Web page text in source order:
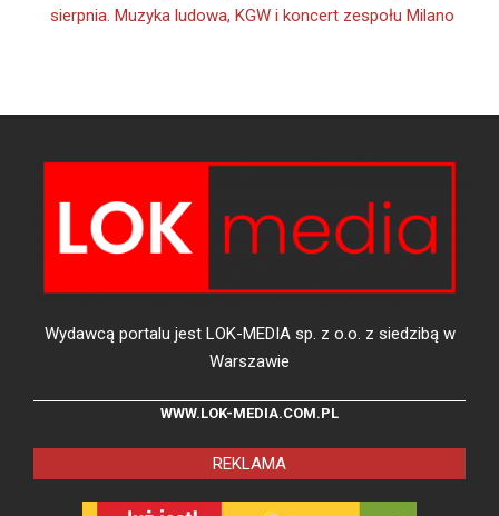
sierpnia. Muzyka ludowa, KGW i koncert zespołu Milano
Wydawcą portalu jest LOK-MEDIA sp. z o.o. z siedzibą w
Warszawie
WWW.LOK-MEDIA.COM.PL
REKLAMA